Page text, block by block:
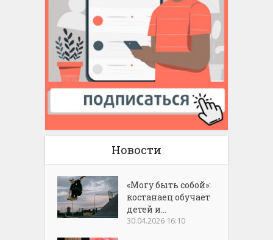
Новости
«Могу быть собой»:
костанаец обучает
детей и...
30.04.2026 16:10